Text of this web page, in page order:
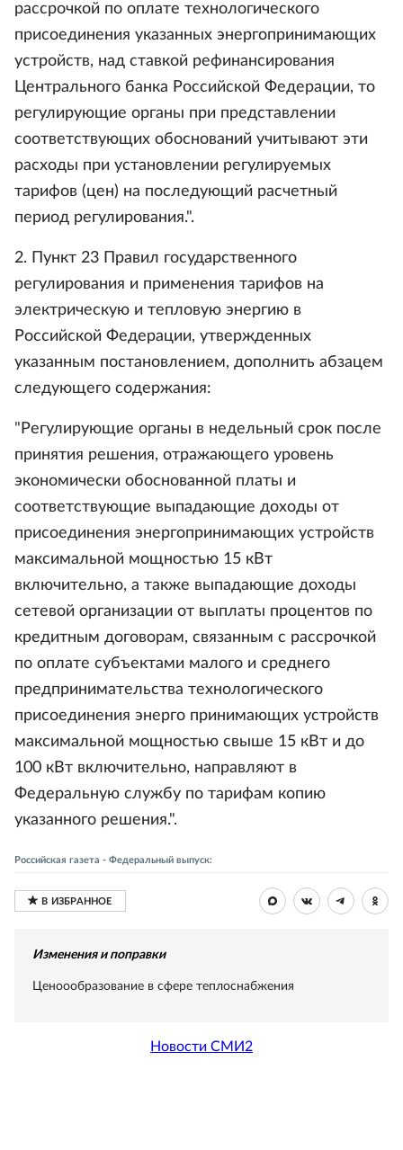
рассрочкой по оплате технологического
присоединения указанных энергопринимающих
устройств, над ставкой рефинансирования
Центрального банка Российской Федерации, то
регулирующие органы при представлении
соответствующих обоснований учитывают эти
расходы при установлении регулируемых
тарифов (цен) на последующий расчетный
период регулирования.".
2. Пункт 23 Правил государственного
регулирования и применения тарифов на
электрическую и тепловую энергию в
Российской Федерации, утвержденных
указанным постановлением, дополнить абзацем
следующего содержания:
"Регулирующие органы в недельный срок после
принятия решения, отражающего уровень
экономически обоснованной платы и
соответствующие выпадающие доходы от
присоединения энергопринимающих устройств
максимальной мощностью 15 кВт
включительно, а также выпадающие доходы
сетевой организации от выплаты процентов по
кредитным договорам, связанным с рассрочкой
по оплате субъектами малого и среднего
предпринимательства технологического
присоединения энерго принимающих устройств
максимальной мощностью свыше 15 кВт и до
100 кВт включительно, направляют в
Федеральную службу по тарифам копию
указанного решения.".
Российская газета - Федеральный выпуск:
Изменения и поправки
Ценоообразование в сфере теплоснабжения
Новости СМИ2